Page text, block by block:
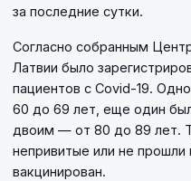
за последние сутки.
Согласно собранным
Латвии было
пациентов с Covid-19.
60 до 69 лет, еще один
двоим — от 80 до 89 лет.
непривитые или не прошли
вакцинирован.